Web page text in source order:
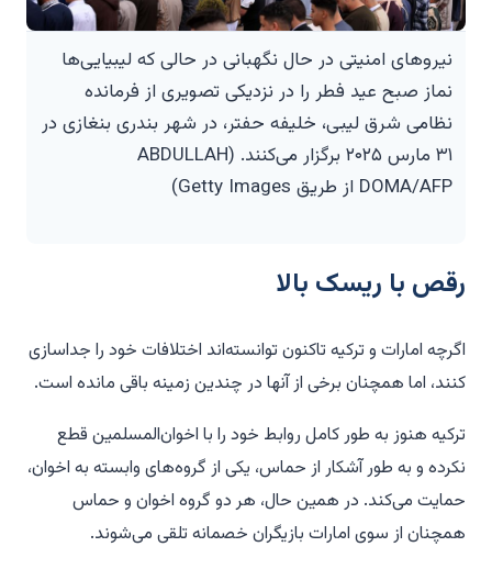
نیروهای امنیتی در حال نگهبانی در حالی که لیبیایی‌ها
نماز صبح عید فطر را در نزدیکی تصویری از فرمانده
نظامی شرق لیبی، خلیفه حفتر، در شهر بندری بنغازی در
۳۱ مارس ۲۰۲۵ برگزار می‌کنند. (ABDULLAH
DOMA/AFP از طریق Getty Images)
رقص با ریسک بالا
اگرچه امارات و ترکیه تاکنون توانسته‌اند اختلافات خود را جداسازی
کنند، اما همچنان برخی از آنها در چندین زمینه باقی مانده است.
ترکیه هنوز به طور کامل روابط خود را با اخوان‌المسلمین قطع
نکرده و به طور آشکار از حماس، یکی از گروه‌های وابسته به اخوان،
حمایت می‌کند. در همین حال، هر دو گروه اخوان و حماس
همچنان از سوی امارات بازیگران خصمانه تلقی می‌شوند.